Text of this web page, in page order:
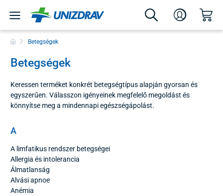
Betegségek
Betegségek
Keressen terméket konkrét betegségtípus alapján gyorsan és
egyszerűen. Válasszon igényeinek megfelelő megoldást és
könnyítse meg a mindennapi egészségápolást.
A
A limfatikus rendszer betegségei
Allergia és intolerancia
Álmatlanság
Alvási apnoe
Anémia